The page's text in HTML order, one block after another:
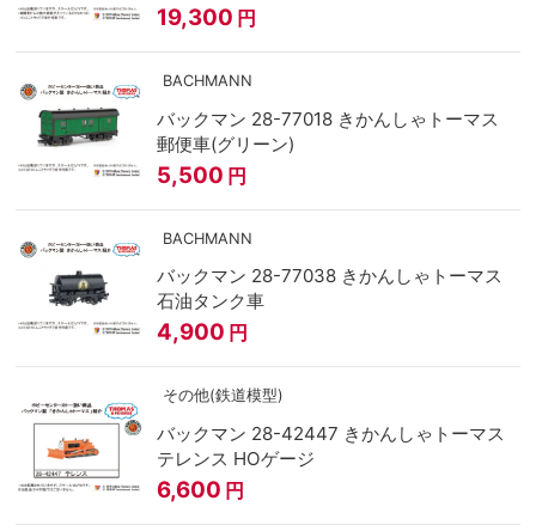
19,300 円
BACHMANN
バックマン 28-77018 きかんしゃトーマス
郵便車(グリーン)
5,500 円
BACHMANN
バックマン 28-77038 きかんしゃトーマス
石油タンク車
4,900 円
その他(鉄道模型)
バックマン 28-42447 きかんしゃトーマス
テレンス HOゲージ
6,600 円